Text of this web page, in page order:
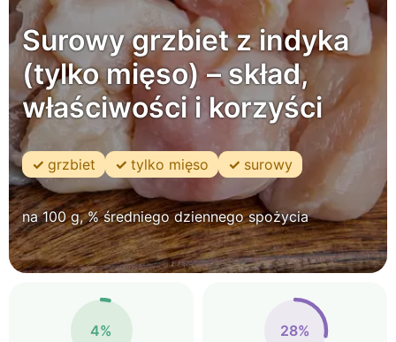
Surowy grzbiet z indyka
(tylko mięso) – skład,
właściwości i korzyści
grzbiet tylko mięso surowy
na 100 g, % średniego dziennego spożycia
4% 28%